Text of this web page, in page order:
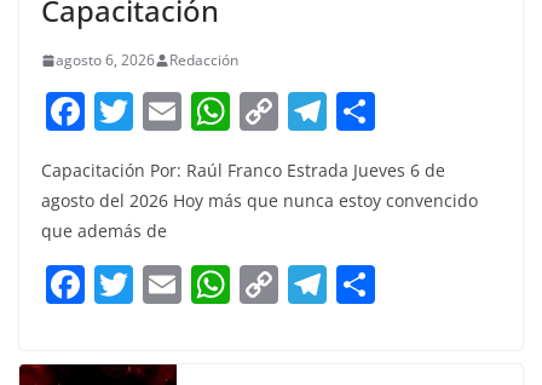
Capacitación
agosto 6, 2026 Redacción
F
a
c
e
b
o
T
itt
er
E
m
ai
W
at
A
p
C
p
Li
n
T
el
e
a
m
ar
e
Capacitación Por: Raúl Franco Estrada Jueves 6 de
agosto del 2026 Hoy más que nunca estoy convencido
que además de
F
c
T
itt
E W C T